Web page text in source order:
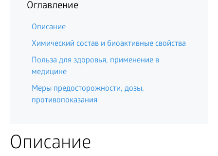
Оглавление
Описание
Химический состав и биоактивные свойства
Польза для здоровья, применение в
медицине
Меры предосторожности, дозы,
противопоказания
Описание